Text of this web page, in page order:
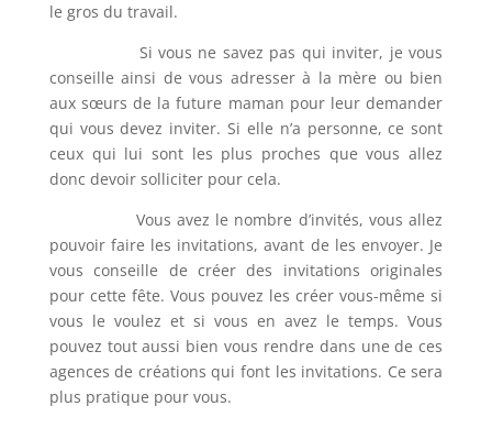
le gros du travail.
Si vous ne savez pas qui inviter, je vous
conseille ainsi de vous adresser à la mère ou bien
aux sœurs de la future maman pour leur demander
qui vous devez inviter. Si elle n’a personne, ce sont
ceux qui lui sont les plus proches que vous allez
donc devoir solliciter pour cela.
Vous avez le nombre d’invités, vous allez
pouvoir faire les invitations, avant de les envoyer. Je
vous conseille de créer des invitations originales
pour cette fête. Vous pouvez les créer vous-même si
vous le voulez et si vous en avez le temps. Vous
pouvez tout aussi bien vous rendre dans une de ces
agences de créations qui font les invitations. Ce sera
plus pratique pour vous.